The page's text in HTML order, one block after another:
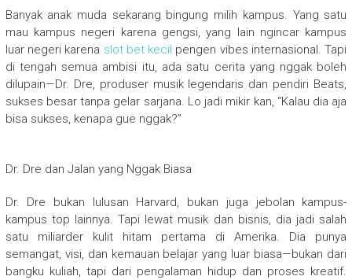
Banyak anak muda sekarang bingung milih kampus. Yang satu
mau kampus negeri karena gengsi, yang lain ngincar kampus
luar negeri karena slot bet kecil pengen vibes internasional. Tapi
di tengah semua ambisi itu, ada satu cerita yang nggak boleh
dilupain—Dr. Dre, produser musik legendaris dan pendiri Beats,
sukses besar tanpa gelar sarjana. Lo jadi mikir kan, “Kalau dia aja
bisa sukses, kenapa gue nggak?”
Dr. Dre dan Jalan yang Nggak Biasa
Dr. Dre bukan lulusan Harvard, bukan juga jebolan kampus-
kampus top lainnya. Tapi lewat musik dan bisnis, dia jadi salah
satu miliarder kulit hitam pertama di Amerika. Dia punya
semangat, visi, dan kemauan belajar yang luar biasa—bukan dari
bangku kuliah, tapi dari pengalaman hidup dan proses kreatif.